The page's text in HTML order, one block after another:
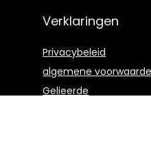
Verklaringen
Privacybeleid
algemene
Gelieerde